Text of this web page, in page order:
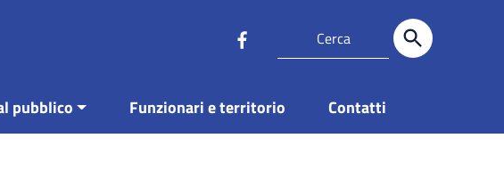
pubblico Funzionari e territorio Contatti